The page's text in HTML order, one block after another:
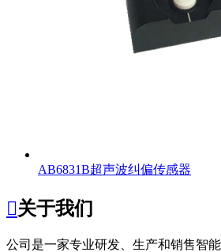
AB6831B超声波纠偏传感器
关于我们
公司是一家专业研发、生产和销售智